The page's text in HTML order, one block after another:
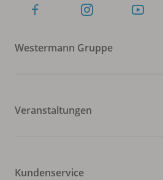
Westermann Gruppe
Veranstaltungen
Kundenservice